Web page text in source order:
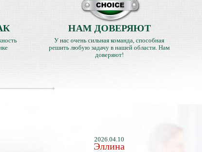
НАМ ДОВЕРЯЮТ
У нас очень сильная команда, способная
решить любую задачу в нашей области. Нам
доверяют!
2026.04.10
Эллина